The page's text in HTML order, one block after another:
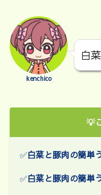
kenchico
白
💡
✅白菜と豚肉の簡単
✅白菜と豚肉の簡単